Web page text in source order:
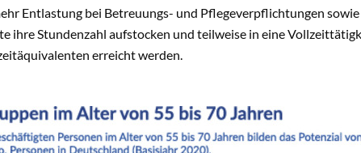
Entlastung bei Betreuungs- und Pflegeverpflichtungen
ihre Stundenzahl aufstocken und teilweise in eine
erreicht werden.